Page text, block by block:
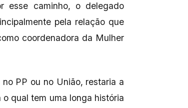
esse caminho, o delegado
pela relação que
coordenadora da Mulher
PP ou no União, restaria a
qual tem uma longa história